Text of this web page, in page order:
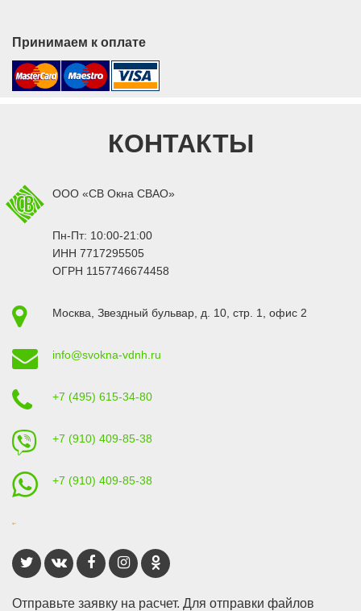
Принимаем к оплате
КОНТАКТЫ
ООО «СВ Окна СВАО»
Пн-Пт: 10:00-21:00
ИНН 7717295505
ОГРН 1157746674458
Москва Звездный бульвар, д. 10, стр. 1 , офис 2
info@svokna-vdnh.ru
+7 (495) 615-34-80
+7 (910) 409-85-38
+7 (910) 409-85-38
Отправьте заявку на расчет. Для отправки файлов